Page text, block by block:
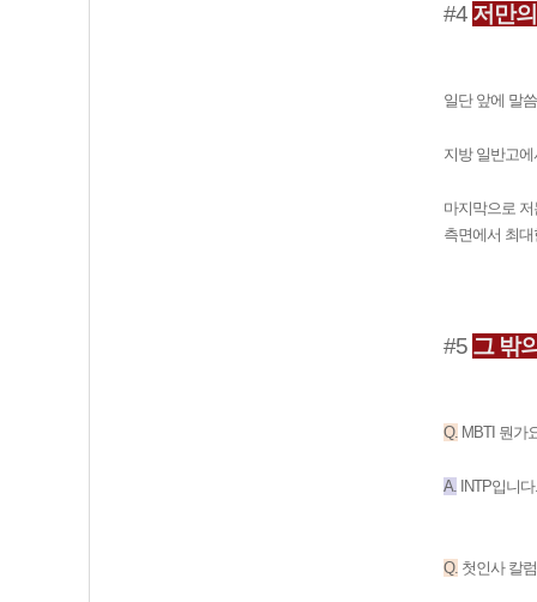
#4 저만
일단 앞에 말
지방 일반고
마지막으로
측면에서 최
#5 그 밖
Q. MBTI 뭔가
A. INTP입니
Q. 첫인사 칼